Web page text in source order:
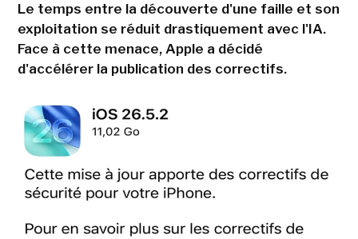
Le temps entre la découverte d'une faille et son
exploitation se réduit drastiquement avec l'IA.
Face à cette menace, Apple a décidé
d'accélérer la publication des correctifs.